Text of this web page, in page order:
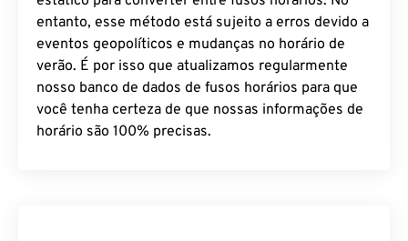
entanto, esse método está sujeito a erros devido a
eventos geopolíticos e mudanças no horário de
verão. É por isso que atualizamos regularmente
nosso banco de dados de fusos horários para que
você tenha certeza de que nossas informações de
horário são 100% precisas.